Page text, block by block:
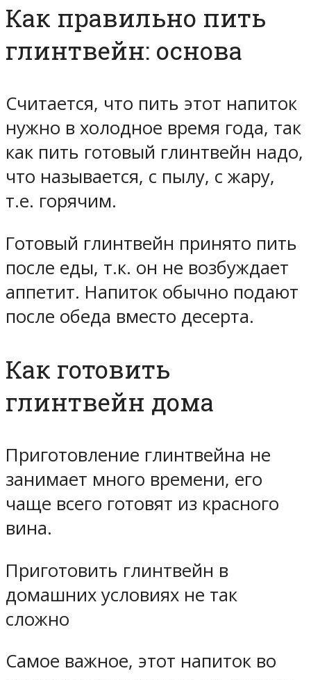
Как правильно пить
глинтвейн: основа
Считается, что пить этот напиток
нужно в холодное время года, так
как пить готовый глинтвейн надо,
что называется, с пылу, с жару,
т.е. горячим.
Готовый глинтвейн принято пить
после еды, т.к. он не возбуждает
аппетит. Напиток обычно подают
после обеда вместо десерта.
Как готовить
глинтвейн дома
Приготовление глинтвейна не
занимает много времени, его
чаще всего готовят из красного
вина.
Приготовить глинтвейн в
домашних условиях не так
сложно
Самое важное, этот напиток во